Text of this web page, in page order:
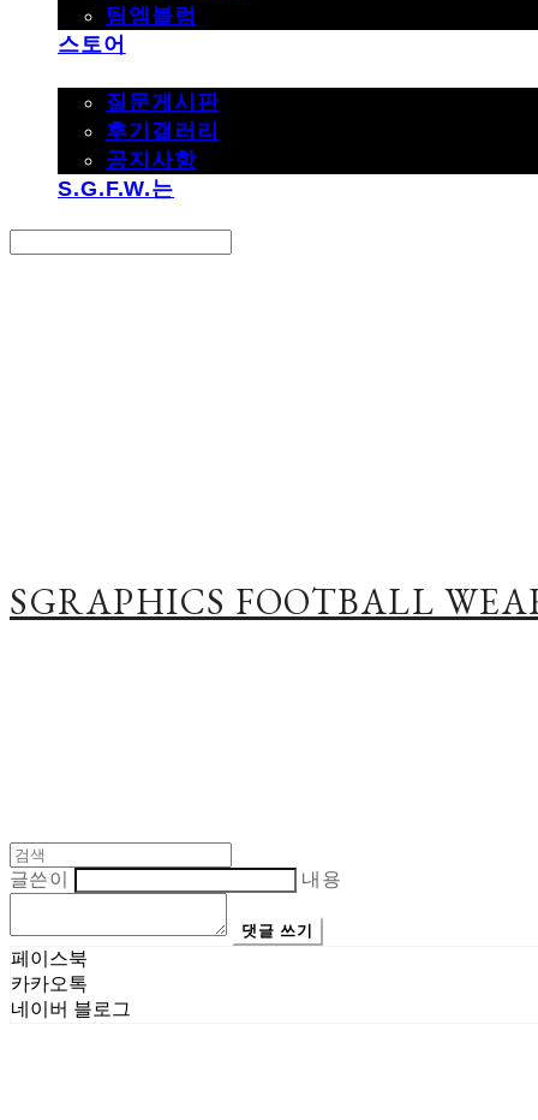
팀엠블럼
스토어
질문게시판
후기갤러리
공지사항
S.G.F.W.는
SGRAPHICS FOOTBALL
글쓴이 내용
댓글 쓰기
페이스북
카카오톡
네이버 블로그